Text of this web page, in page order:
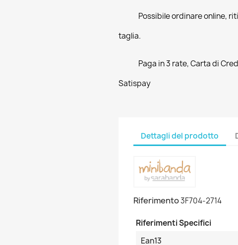
Possibile ordinare online,
taglia.
Paga in 3 rate, Carta di
Satispay
Dettagli del prodotto
Riferimento3F704-2714
Riferimenti Specifici
Ean13